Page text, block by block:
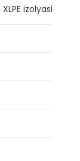
izolyasiyalı